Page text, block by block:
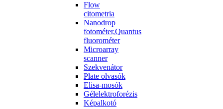
Flow
citometria
Nanodrop
fotométer,Quantus
fluorométer
Microarray
scanner
Szekvenátor
Plate olvasók
Elisa-mosók
Gélelektroforézis
Képalkotó